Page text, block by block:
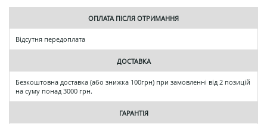
ОПЛАТА ПІСЛЯ ОТРИМАННЯ
Відсутня передоплата
ДОСТАВКА
Безкоштовна доставка (або знижка 100грн) при замовленні від 2 позицій
на суму понад 3000 грн.
ГАРАНТІЯ